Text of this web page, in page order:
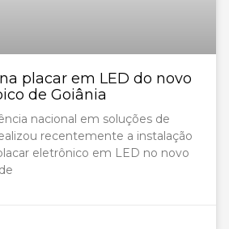
placar em LED do novo
de Goiânia
nacional em soluções de
recentemente a instalação
eletrônico em LED no novo